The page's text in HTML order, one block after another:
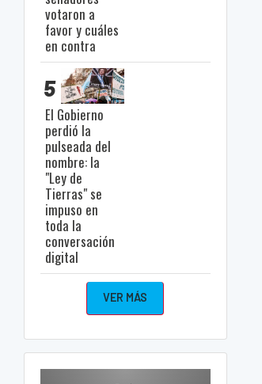
votaron a
favor y cuáles
en contra
5
El Gobierno
perdió la
pulseada del
nombre: la
"Ley de
Tierras" se
impuso en
toda la
conversación
digital
VER MÁS